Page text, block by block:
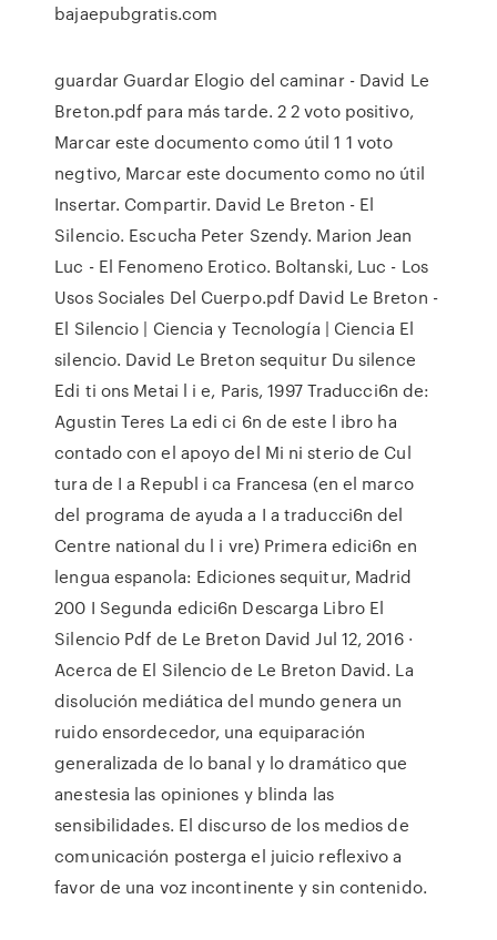
bajaepubgratis.com
guardar Guardar Elogio del caminar - David Le
Breton.pdf para más tarde. 2 2 voto positivo,
Marcar este documento como útil 1 1 voto
negtivo, Marcar este documento como no útil
Insertar. Compartir. David Le Breton - El
Silencio. Escucha Peter Szendy. Marion Jean
Luc - El Fenomeno Erotico. Boltanski, Luc - Los
Usos Sociales Del Cuerpo.pdf David Le Breton -
El Silencio | Ciencia y Tecnología | Ciencia El
silencio. David Le Breton sequitur Du silence
Edi ti ons Metai l i e, Paris, 1997 Traducci6n de:
Agustin Teres La edi ci 6n de este l ibro ha
contado con el apoyo del Mi ni sterio de Cul
tura de I a Republ i ca Francesa (en el marco
del programa de ayuda a I a traducci6n del
Centre national du l i vre) Primera edici6n en
lengua espanola: Ediciones sequitur, Madrid
200 I Segunda edici6n Descarga Libro El
Silencio Pdf de Le Breton David Jul 12, 2016 ·
Acerca de El Silencio de Le Breton David. La
disolución mediática del mundo genera un
ruido ensordecedor, una equiparación
generalizada de lo banal y lo dramático que
anestesia las opiniones y blinda las
sensibilidades. El discurso de los medios de
comunicación posterga el juicio reflexivo a
favor de una voz incontinente y sin contenido.